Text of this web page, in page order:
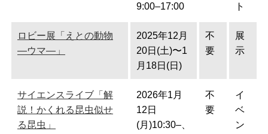
9:00–17:00
ト
ロビー展「えとの動物
―ウマ―」
2025年12月
20日(土)〜1
月18日(日)
不
要
展
示
サイエンスライブ「解
説！かくれる昆虫似せ
る昆虫」
2026年1月
12日
(月)10:30–、
不
要
イ
ベ
ン